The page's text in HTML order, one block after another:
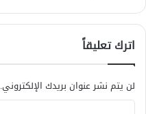
اترك تعليقاً
لن يتم نشر عنوان بريدك الإلكتروني.